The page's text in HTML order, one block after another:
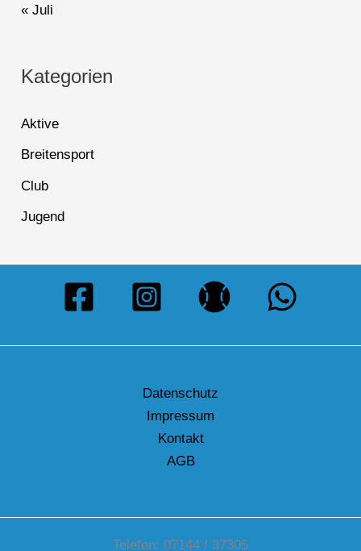
« Juli
Kategorien
Aktive
Breitensport
Club
Jugend
Datenschutz
Impressum
Kontakt
AGB
Telefon: 07144 / 37305